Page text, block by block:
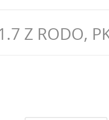
Z RODO,